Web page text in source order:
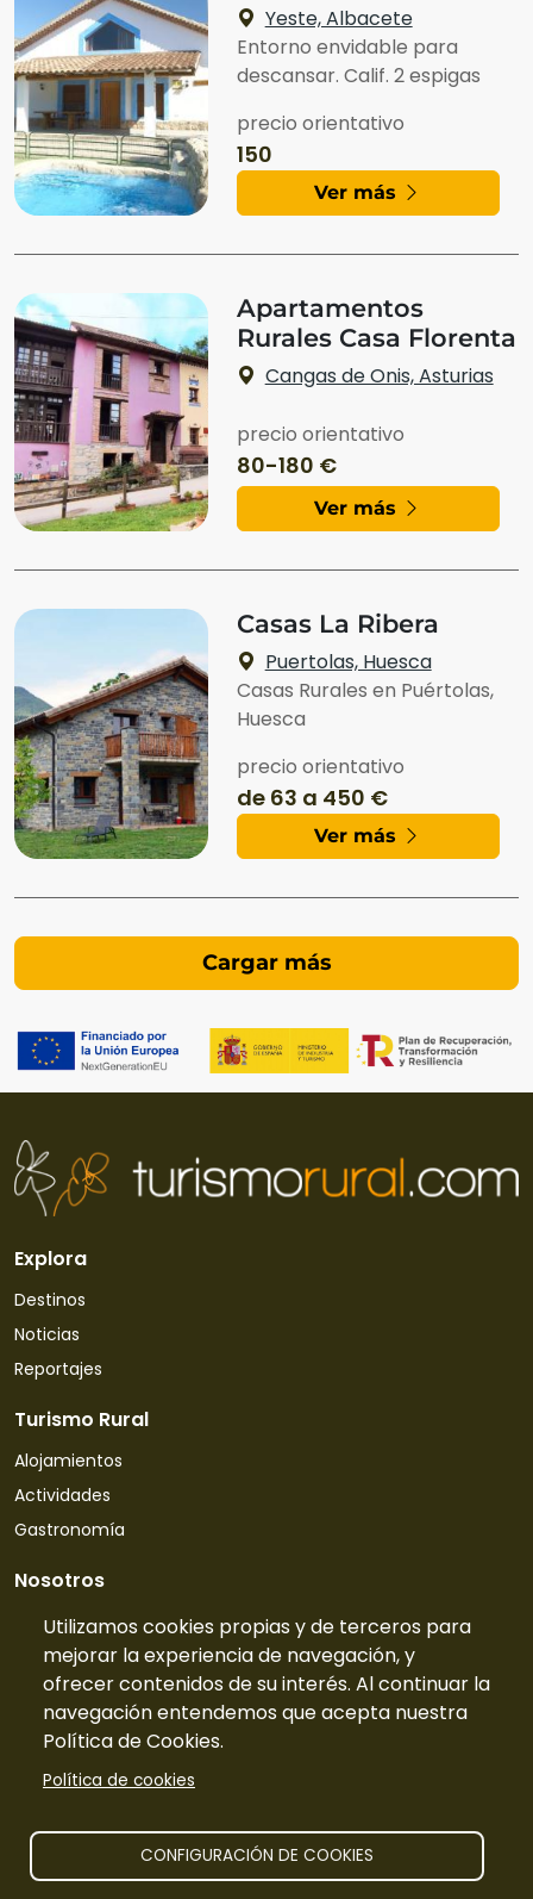
Yeste, Albacete
Entorno envidable para
descansar. Calif. 2 espigas
precio orientativo
150
Ver más
Apartamentos
Rurales Casa Florenta
Cangas de Onis, Asturias
precio orientativo
80-180 €
Ver más
Casas La Ribera
Puertolas, Huesca
Casas Rurales en Puértolas,
Huesca
precio orientativo
de 63 a 450 €
Ver más
Utilizamos cookies propias y de terceros para
mejorar la experiencia de navegación, y
ofrecer contenidos de su interés. Al continuar la
navegación entendemos que acepta nuestra
Política de Cookies.
Política de cookies
CONFIGURACIÓN DE COOKIES
Explora
Destinos
Noticias
Reportajes
Turismo Rural
Alojamientos
Actividades
Gastronomía
Nosotros
Quiénes somos
Contacto
Tarifas
Preguntas frecuentes
Información
Aviso legal